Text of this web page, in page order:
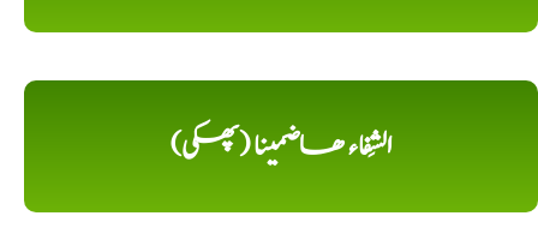
الشِفاء ھاضمینا (پھکی)